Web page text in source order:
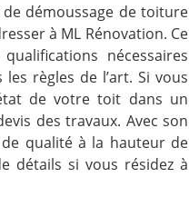
démoussage de toiture
à ML Rénovation. Ce
nécessaires
règles de l’art. Si vous
de votre toit dans un
des travaux. Avec son
qualité à la hauteur de
détails si vous résidez à